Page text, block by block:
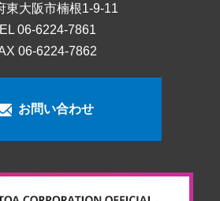
東大阪市楠根1-9-11
06-6224-7861
06-6224-7862
お問い合わせ